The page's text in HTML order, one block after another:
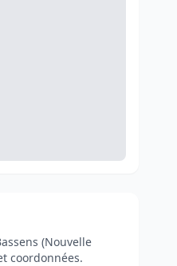
(Nouvelle
coordonnées.